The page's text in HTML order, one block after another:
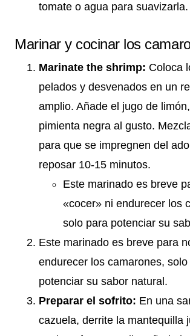
tomate o agua para suavizarla.
Marinar y cocinar los
Marinate the shrimp: Coloca
pelados y desvenados en un
amplio. Añade el jugo de
pimienta negra al gusto.
para que se impregnen del
reposar 10-15 minutos.
Este marinado es breve
«cocer» ni endurecer los
solo para potenciar su
Este marinado es breve para
endurecer los camarones,
potenciar su sabor natural.
Preparar el sofrito: En una
cazuela, derrite la mantequilla